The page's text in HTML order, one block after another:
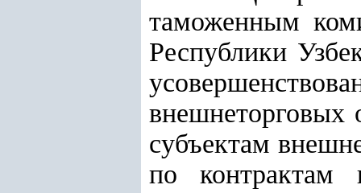
таможенным
Республики
внешнеторговых
субъектам
по контрактам